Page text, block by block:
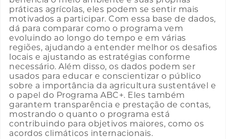
práticas agrícolas, eles podem se sentir mais
motivados a participar. Com essa base de dados,
dá para comparar como o programa vem
evoluindo ao longo do tempo e em várias
regiões, ajudando a entender melhor os desafios
locais e ajustando as estratégias conforme
necessário. Além disso, os dados podem ser
usados para educar e conscientizar o público
sobre a importância da agricultura sustentável e
o papel do Programa ABC+. Eles também
garantem transparência e prestação de contas,
mostrando o quanto o programa está
contribuindo para objetivos maiores, como os
acordos climáticos internacionais.